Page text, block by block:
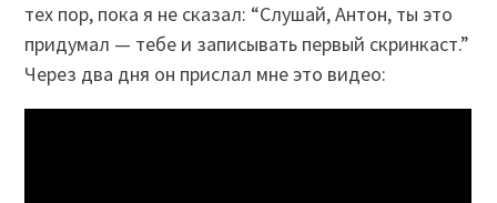
тех пор, пока я не сказал: “Слушай, Антон, ты это
придумал — тебе и записывать первый скринкаст.”
Через два дня он прислал мне это видео: